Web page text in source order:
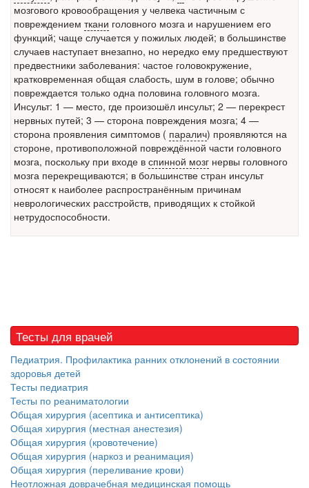
Местная анестезия развивает кардиотоксичность
Федеральная служба по
надзору в сфере
здравоохранения озвучила
тревожную статистику. Она
касаются увеличения риска
острой кардиотоксичности и
роста сопутствующих
осложнений от...
Закон о праве родителей находиться с детьми в
реанимации внесен в Госдуму
Соответствующий
бесплатно, в течении всего срока лечения...
мозгового кровообращения у челвека частичным с
повреждением ткани головного мозга и нарушением его
функций; чаще случается у пожилых людей; в большинстве
случаев наступает внезапно, но нередко ему предшествуют
предвестники заболевания: частое головокружение,
кратковременная общая слабость, шум в голове; обычно
повреждается только одна половина головного мозга.
Инсульт: 1 — место, где произошёл инсульт; 2 — перекрест
нервных путей; 3 — сторона повреждения мозга; 4 —
сторона проявления симптомов ( паралич) проявляются на
стороне, противоположной повреждённой части головного
мозга, поскольку при входе в спинной мозг нервы головного
мозга перекрещиваются; в большинстве стран инсульт
относят к наиболее распространённым причинам
неврологических расстройств, приводящих к стойкой
нетрудоспособности.
Тесты для врачей
Педиатрия. Профилактика ранних отклонений в состоянии
здоровья детей
Тесты педиатрия
Тесты по реаниматологии
Общая хирургия (асептика и антисептика)
Общая хирургия (местная анестезия)
Общая хирургия (кровотечение)
Общая хирургия (наркоз и реанимация)
Общая хирургия (переливание крови)
Неотложная доврачебная медицинская помощь